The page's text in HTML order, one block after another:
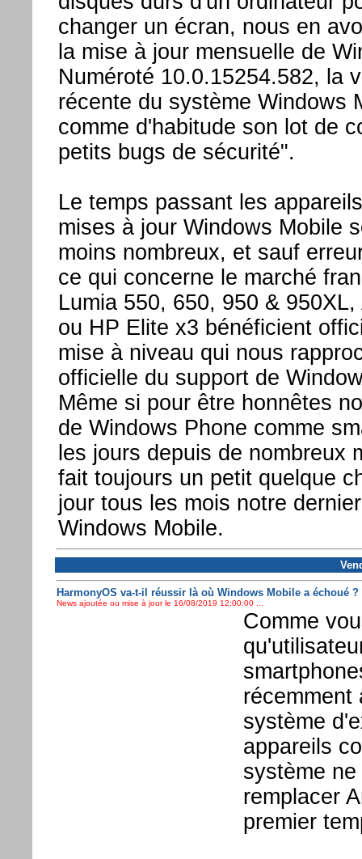
changer un écran, nous en
la mise à jour mensuelle de
Numéroté 10.0.15254.582, la
récente du système Windows
comme d'habitude son lot de
petits bugs de sécurité".
Le temps passant les
mises à jour Windows Mobile
moins nombreux, et sauf
ce qui concerne le marché
Lumia 550, 650, 950 &
ou HP Elite x3 bénéficient
mise à niveau qui nous
officielle du support de
Même si pour être honnêtes
de Windows Phone comme
les jours depuis de nombreux
fait toujours un petit quelque
jour tous les mois notre
Windows Mobile.
HarmonyOS va-t-il réussir là où Windows Mobile a échoué ?
News ajoutée ou mise à jour le 16/08/2019 12:00:00 ...
Comme
récemment
système
appareils
système
remplacer
premier